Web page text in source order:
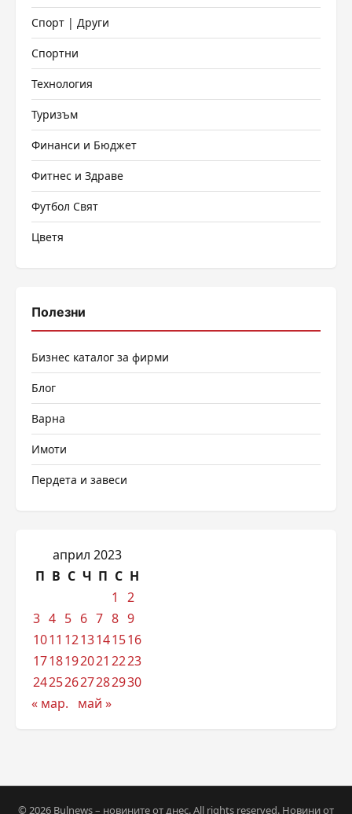
Спорт | Други
Спортни
Технология
Туризъм
Финанси и Бюджет
Фитнес и Здраве
Футбол Свят
Цветя
Полезни
Бизнес каталог за фирми
Блог
Варна
Имоти
Пердета и завеси
април 2023
П В С Ч П С Н
1
2
3 4 5 6 7 8 9
1011 1213141516
1718192021 2223
24252627282930
« мар.
май »
© 2026 Bulnews – новините от днес. All rights reserved. Новини от